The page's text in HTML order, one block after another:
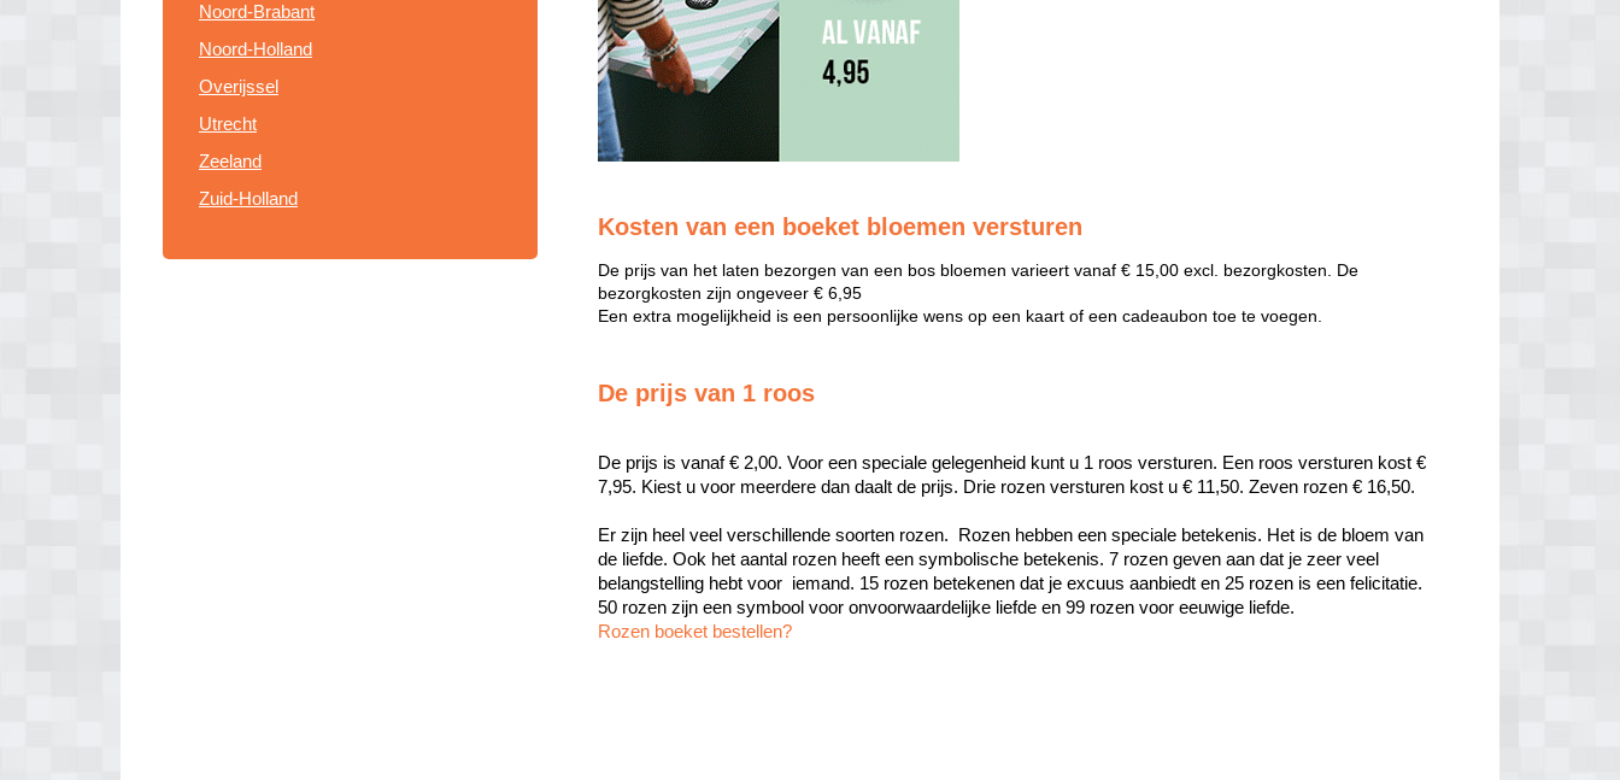
Noord-Brabant
Noord-Holland
Overijssel
Utrecht
Zeeland
Zuid-Holland
Kosten van een boeket bloemen versturen
De prijs van het laten bezorgen van een bos bloemen varieert vanaf € 15,00 excl. bezorgkosten. De
bezorgkosten zijn ongeveer € 6,95
Een extra mogelijkheid is een persoonlijke wens op een kaart of een cadeaubon toe te voegen.
De prijs van 1 roos
De prijs is vanaf € 2,00. Voor een speciale gelegenheid kunt u 1 roos versturen. Een roos versturen kost €
7,95. Kiest u voor meerdere dan daalt de prijs. Drie rozen versturen kost u € 11,50. Zeven rozen € 16,50.
Er zijn heel veel verschillende soorten rozen.  Rozen hebben een speciale betekenis. Het is de bloem van
de liefde. Ook het aantal rozen heeft een symbolische betekenis. 7 rozen geven aan dat je zeer veel
belangstelling hebt voor  iemand. 15 rozen betekenen dat je excuus aanbiedt en 25 rozen is een felicitatie.
Rozen boeket bestellen?